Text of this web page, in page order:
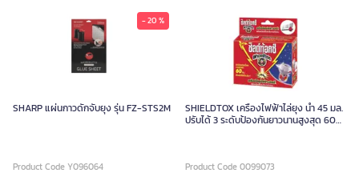
- 20 %
SHARP แผ่นกาวดักจับยุง รุ่น FZ-STS2M
Product Code Y096064
SHIELDTOX เครื่องไฟฟ้าไล่ยุง น้ำ 45 มล.
ปรับได้ 3 ระดับป้องกันยาวนานสูงสุด 60
Product Code 0099073